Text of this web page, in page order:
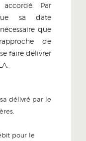
Par
sa date
que
de
faire délivrer
délivré par le
pour le